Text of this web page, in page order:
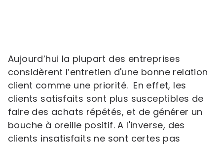
Aujourd’hui la plupart des entreprises
considèrent l’entretien d'une bonne relation
client comme une priorité. En effet, les
clients satisfaits sont plus susceptibles de
faire des achats répétés, et de générer un
bouche à oreille positif. A l'inverse, des
clients insatisfaits ne sont certes pas